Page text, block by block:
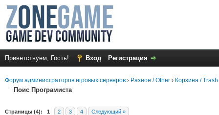
Приветствуем, Гость! Вход Регистрация
Форум администраторов игровых серверов › Разное / Other › Корзина / Trash
Поис Програмиста
Страницы (4): 1 2 3 4 Следующий »